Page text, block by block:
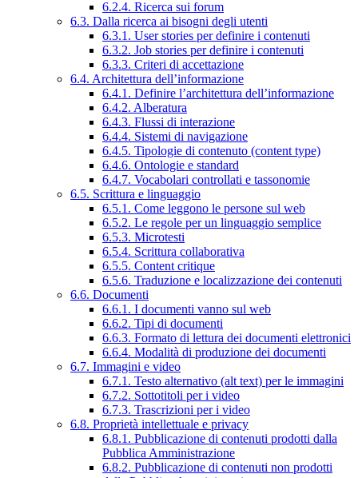
6.2.4. Ricerca sui forum
6.3. Dalla ricerca ai bisogni degli utenti
6.3.1. User stories per definire i contenuti
6.3.2. Job stories per definire i contenuti
6.3.3. Criteri di accettazione
6.4. Architettura dell’informazione
6.4.1. Definire l’architettura dell’informazione
6.4.2. Alberatura
6.4.3. Flussi di interazione
6.4.4. Sistemi di navigazione
6.4.5. Tipologie di contenuto (content type)
6.4.6. Ontologie e standard
6.4.7. Vocabolari controllati e tassonomie
6.5. Scrittura e linguaggio
6.5.1. Come leggono le persone sul web
6.5.2. Le regole per un linguaggio semplice
6.5.3. Microtesti
6.5.4. Scrittura collaborativa
6.5.5. Content critique
6.5.6. Traduzione e localizzazione dei contenuti
6.6. Documenti
6.6.1. I documenti vanno sul web
6.6.2. Tipi di documenti
6.6.3. Formato di lettura dei documenti elettronici
6.6.4. Modalità di produzione dei documenti
6.7. Immagini e video
6.7.1. Testo alternativo (alt text) per le immagini
6.7.2. Sottotitoli per i video
6.7.3. Trascrizioni per i video
6.8. Proprietà intellettuale e privacy
6.8.1. Pubblicazione di contenuti prodotti dalla
Pubblica Amministrazione
6.8.2. Pubblicazione di contenuti non prodotti